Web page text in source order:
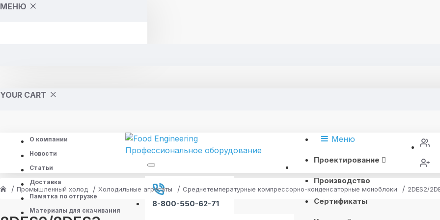
МЕНЮ
YOUR CART
О компании
Новости
Статьи
Доставка
Памятка по отгрузке
Материалы для скачивания
8-800-550-62-71
Меню
Проектирование
Производство
Сертификаты
Промышленный холод Холодильные агрегаты Среднетемпературные компрессорно-конденсаторные моноблоки 2DES2/